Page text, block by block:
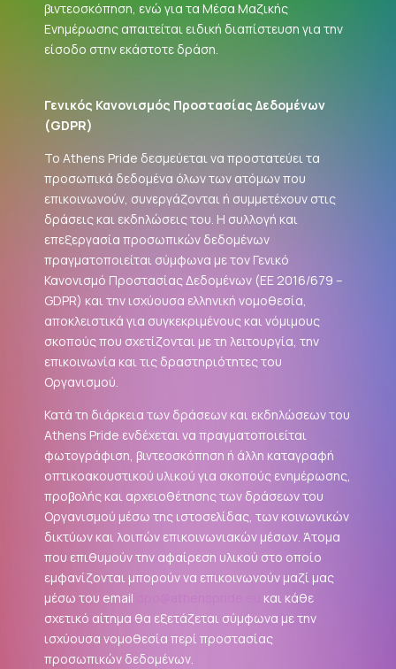
βιντεοσκόπηση, ενώ για τα Μέσα Μαζικής
Ενημέρωσης απαιτείται ειδική διαπίστευση για την
είσοδο στην εκάστοτε δράση.
Γενικός Κανονισμός Προστασίας Δεδομένων
(GDPR)
Το Athens Pride δεσμεύεται να προστατεύει τα
προσωπικά δεδομένα όλων των ατόμων που
επικοινωνούν, συνεργάζονται ή συμμετέχουν στις
δράσεις και εκδηλώσεις του. Η συλλογή και
επεξεργασία προσωπικών δεδομένων
πραγματοποιείται σύμφωνα με τον Γενικό
Κανονισμό Προστασίας Δεδομένων (ΕΕ 2016/679 –
GDPR) και την ισχύουσα ελληνική νομοθεσία,
αποκλειστικά για συγκεκριμένους και νόμιμους
σκοπούς που σχετίζονται με τη λειτουργία, την
επικοινωνία και τις δραστηριότητες του
Οργανισμού.
Κατά τη διάρκεια των δράσεων και εκδηλώσεων του
Athens Pride ενδέχεται να πραγματοποιείται
φωτογράφιση, βιντεοσκόπηση ή άλλη καταγραφή
οπτικοακουστικού υλικού για σκοπούς ενημέρωσης,
προβολής και αρχειοθέτησης των δράσεων του
Οργανισμού μέσω της ιστοσελίδας, των κοινωνικών
δικτύων και λοιπών επικοινωνιακών μέσων. Άτομα
που επιθυμούν την αφαίρεση υλικού στο οποίο
εμφανίζονται μπορούν να επικοινωνούν μαζί μας
μέσω του email
και κάθε
σχετικό αίτημα θα εξετάζεται σύμφωνα με την
ισχύουσα νομοθεσία περί προστασίας
προσωπικών δεδομένων.